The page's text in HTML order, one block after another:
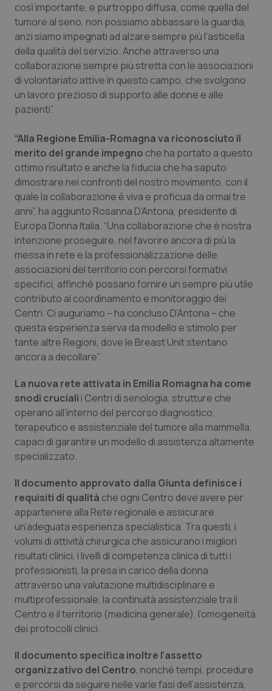
Lazio
Liguria
Lombardia
Marche
Molise
Piemonte
Provincia Autonoma di Bolzano
Provincia Autonoma di Trento
Puglia
Sardegna
Sicilia
Toscana
Umbria
Valle D’Aosta
Veneto
Diabete & glucometri
Disturbi dell’umore
Dolore
Donna & Salute
Epatiti
HIV
Infezioni & Febbre
Ipertensione & Scompenso
Malattie rare
Malattia di Crohn & Rettocolite Ulcerosa
Neuroscienze & patologie neurodegenerative
Obesità
Oftalmologia
Oncodermatologia
Oncoematologia
Oncologia & Nutrizione
Psoriasi & pelle
Quotidiano Cardiologia
Quotidiano Chirurgia
Quotidiano Oncologia
Rene & patologie urogenitali
così importante, e purtroppo diffusa, come quella del
tumore al seno, non possiamo abbassare la guardia,
anzi siamo impegnati ad alzare sempre più l’asticella
della qualità del servizio. Anche attraverso una
collaborazione sempre più stretta con le associazioni
di volontariato attive in questo campo, che svolgono
un lavoro prezioso di supporto alle donne e alle
pazienti”.
“Alla Regione Emilia-Romagna va riconosciuto il
merito del grande impegno che ha portato a questo
ottimo risultato e anche la fiducia che ha saputo
dimostrare nei confronti del nostro movimento, con il
quale la collaborazione è viva e proficua da ormai tre
anni”, ha aggiunto Rosanna D’Antona, presidente di
Europa Donna Italia. “Una collaborazione che è nostra
intenzione proseguire, nel favorire ancora di più la
messa in rete e la professionalizzazione delle
associazioni del territorio con percorsi formativi
specifici, affinché possano fornire un sempre più utile
contributo al coordinamento e monitoraggio dei
Centri. Ci auguriamo – ha concluso D’Antona – che
questa esperienza serva da modello e stimolo per
tante altre Regioni, dove le Breast Unit stentano
ancora a decollare”.
La nuova rete attivata in Emilia Romagna ha come
snodi cruciali i Centri di senologia, strutture che
operano all’interno del percorso diagnostico,
terapeutico e assistenziale del tumore alla mammella,
capaci di garantire un modello di assistenza altamente
specializzato.
Il documento approvato dalla Giunta definisce i
requisiti di qualità che ogni Centro deve avere per
appartenere alla Rete regionale e assicurare
un’adeguata esperienza specialistica. Tra questi, i
volumi di attività chirurgica che assicurano i migliori
risultati clinici, i livelli di competenza clinica di tutti i
professionisti, la presa in carico della donna
attraverso una valutazione multidisciplinare e
multiprofessionale, la continuità assistenziale tra il
Centro e il territorio (medicina generale), l’omogeneità
dei protocolli clinici.
Il documento specifica inoltre l’assetto
organizzativo del Centro, nonché tempi, procedure
e percorsi da seguire nelle varie fasi dell’assistenza,